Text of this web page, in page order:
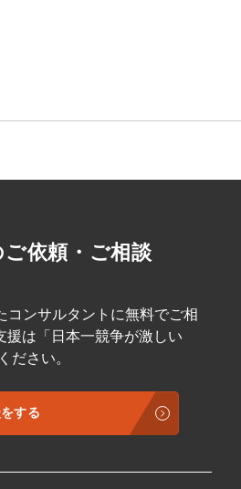
依頼・ご相談
コンサルタントに無料でご相
援は「日本一競争が激しい
ださい。
する